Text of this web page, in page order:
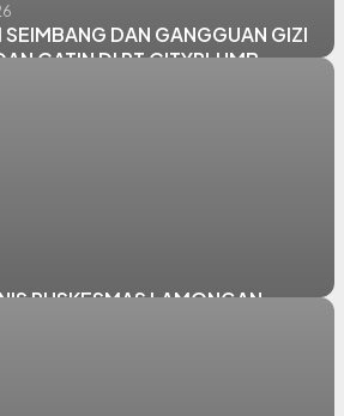
SEIMBANG DAN GANGGUAN GIZI
CATIN DI PT CITYPLUMB
PUSKESMAS LAMONGAN